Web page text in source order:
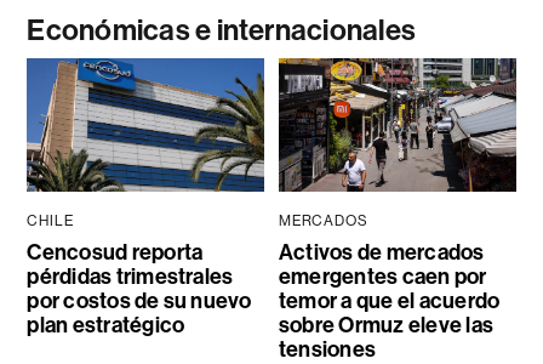
Económicas e internacionales
CHILE
Cencosud reporta
pérdidas trimestrales
por costos de su nuevo
plan estratégico
MERCADOS
Activos de mercados
emergentes caen por
temor a que el acuerdo
sobre Ormuz eleve las
tensiones